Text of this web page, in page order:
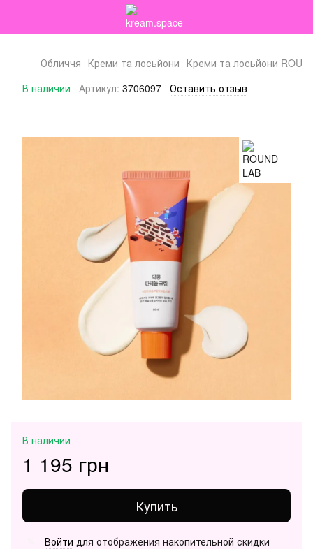
Обличчя Креми та лосьйони Креми та лосьйони
В наличии
Артикул: 3706097 Оставить отзыв
В наличии
1 195 грн
Купить
Войти для отображения накопительной скидки